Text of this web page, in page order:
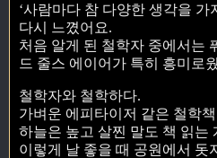
‘사람마다 참 다양한 생각을 가
다시 느꼈어요.
처음 알게 된 철학자 중에서는
드 줄스 에이어가 특히 흥미로
철학자와 철학하다.
가벼운 에피타이저 같은 철학
하늘은 높고 살찐 말도 책 읽는
이렇게 날 좋을 때 공원에서 돗